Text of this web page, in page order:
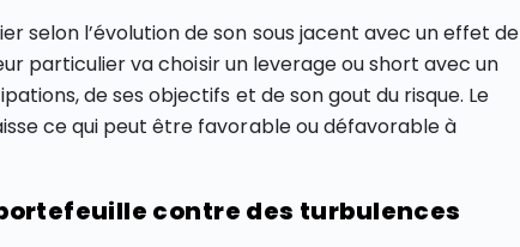
selon l’évolution de son sous jacent avec un effet de
particulier va choisir un leverage ou short avec un
de ses objectifs et de son gout du risque. Le
ce qui peut être favorable ou défavorable à
contre des turbulences